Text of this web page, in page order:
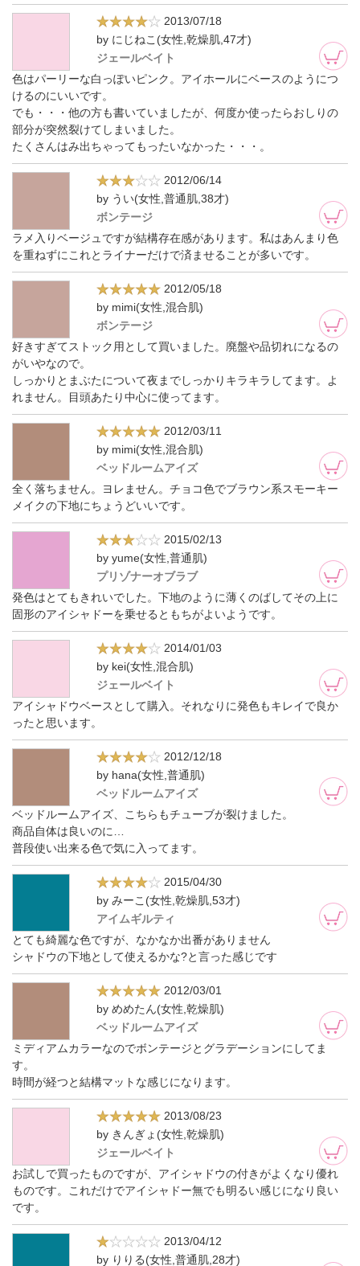
2013/07/18
by にじねこ(女性,乾燥肌,47才)
ジェールベイト
色はパーリーな白っぽいピンク。アイホールにベースのようにつ
けるのにいいです。
でも・・・他の方も書いていましたが、何度か使ったらおしりの
部分が突然裂けてしまいました。
たくさんはみ出ちゃってもったいなかった・・・。
2012/06/14
by うい(女性,普通肌,38才)
ボンテージ
ラメ入りベージュですが結構存在感があります。私はあんまり色
を重ねずにこれとライナーだけで済ませることが多いです。
2012/05/18
by mimi(女性,混合肌)
ボンテージ
好きすぎてストック用として買いました。廃盤や品切れになるの
がいやなので。
しっかりとまぶたについて夜までしっかりキラキラしてます。よ
れません。目頭あたり中心に使ってます。
2012/03/11
by mimi(女性,混合肌)
ベッドルームアイズ
全く落ちません。ヨレません。チョコ色でブラウン系スモーキー
メイクの下地にちょうどいいです。
2015/02/13
by yume(女性,普通肌)
プリゾナーオブラブ
発色はとてもきれいでした。下地のように薄くのばしてその上に
固形のアイシャドーを乗せるともちがよいようです。
2014/01/03
by kei(女性,混合肌)
ジェールベイト
アイシャドウベースとして購入。それなりに発色もキレイで良か
ったと思います。
2012/12/18
by hana(女性,普通肌)
ベッドルームアイズ
ベッドルームアイズ、こちらもチューブが裂けました。
商品自体は良いのに…
普段使い出来る色で気に入ってます。
2015/04/30
by みーこ(女性,乾燥肌,53才)
アイムギルティ
とても綺麗な色ですが、なかなか出番がありません
シャドウの下地として使えるかな?と言った感じです
2012/03/01
by めめたん(女性,乾燥肌)
ベッドルームアイズ
ミディアムカラーなのでボンテージとグラデーションにしてま
す。
時間が経つと結構マットな感じになります。
2013/08/23
by きんぎょ(女性,乾燥肌)
ジェールベイト
お試しで買ったものですが、アイシャドウの付きがよくなり優れ
ものです。これだけでアイシャドー無でも明るい感じになり良い
です。
2013/04/12
by りりる(女性,普通肌,28才)